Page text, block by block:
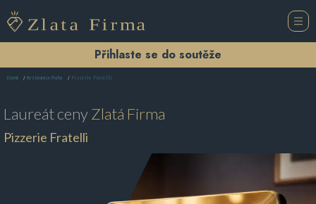
Přihlaste se do soutěže
Domů Restaurace Praha Pizzerie Fratelli
Laureát cenyZlatá Firma
Pizzerie Fratelli